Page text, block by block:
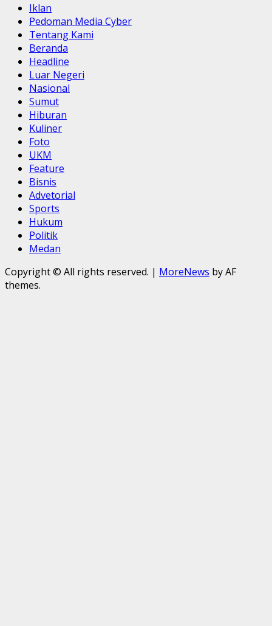
Iklan
Pedoman Media Cyber
Tentang Kami
Beranda
Headline
Luar Negeri
Nasional
Sumut
Hiburan
Kuliner
Foto
UKM
Feature
Bisnis
Advetorial
Sports
Hukum
Politik
Medan
Copyright © All rights reserved. | MoreNews by AF
themes.